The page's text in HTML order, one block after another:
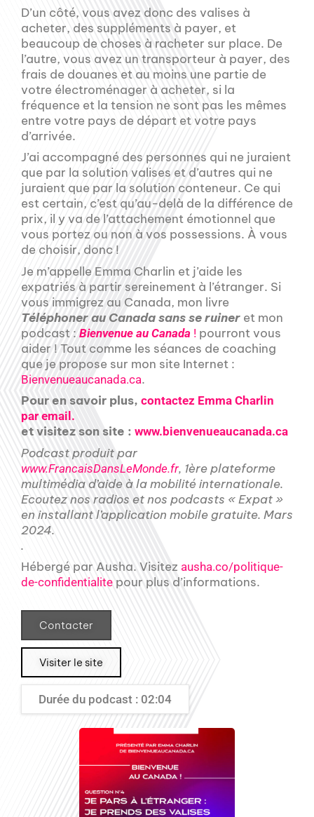
D’un côté, vous avez donc des valises à
acheter, des suppléments à payer, et
beaucoup de choses à racheter sur place. De
l’autre, vous avez un transporteur à payer, des
frais de douanes et au moins une partie de
votre électroménager à acheter, si la
fréquence et la tension ne sont pas les mêmes
entre votre pays de départ et votre pays
d’arrivée.
J’ai accompagné des personnes qui ne juraient
que par la solution valises et d’autres qui ne
juraient que par la solution conteneur. Ce qui
est certain, c’est qu’au-delà de la différence de
prix, il y va de l’attachement émotionnel que
vous portez ou non à vos possessions. À vous
de choisir, donc !
Je m’appelle Emma Charlin et j’aide les
expatriés à partir sereinement à l’étranger. Si
vous immigrez au Canada, mon livre
Téléphoner au Canada sans se ruiner et mon
podcast : Bienvenue au Canada ! pourront vous
aider ! Tout comme les séances de coaching
que je propose sur mon site Internet :
Bienvenueaucanada.ca.
Pour en savoir plus, contactez Emma Charlin
par email.
et visitez son site : www.bienvenueaucanada.ca
Podcast produit par
www.FrancaisDansLeMonde.fr, 1ère plateforme
multimédia d’aide à la mobilité internationale.
Ecoutez nos radios et nos podcasts « Expat »
en installant l’application mobile gratuite. Mars
2024.
.
Hébergé par Ausha. Visitez ausha.co/politique-
de-confidentialite pour plus d’informations.
Contacter
Visiter le site
Durée du podcast : 02:04